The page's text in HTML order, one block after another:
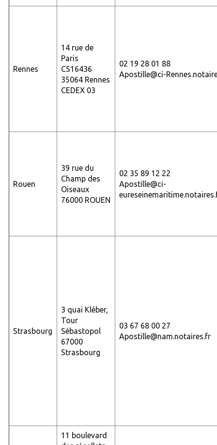
Rennes
14 rue de
Paris
CS16436
35064 Rennes
CEDEX 03
02 19 28 01 88
Apostille@ci-
Rouen
39 rue du
Champ des
Oiseaux
76000 ROUEN
02 35 89 12 22
Apostille@ci-
Strasbourg
3 quai Kléber,
Tour
Sébastopol
67000
Strasbourg
03 67 68 00 27
Apostille@nam.notaires.fr
11 boulevard